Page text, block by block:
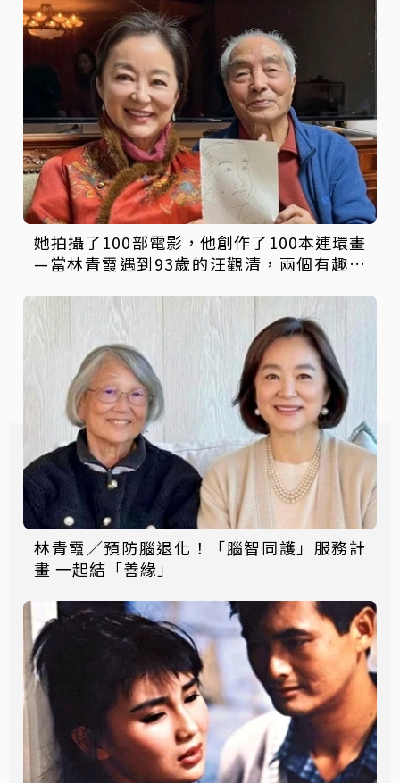
她拍攝了100部電影，他創作了100本連環畫
—當林青霞遇到93歲的汪觀清，兩個有趣的
林青霞／預防腦退化！「腦智同護」服務計
畫 一起結「善緣」